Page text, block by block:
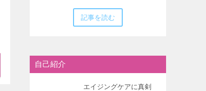
記事を読む
自己紹介
エイジングケアに真剣